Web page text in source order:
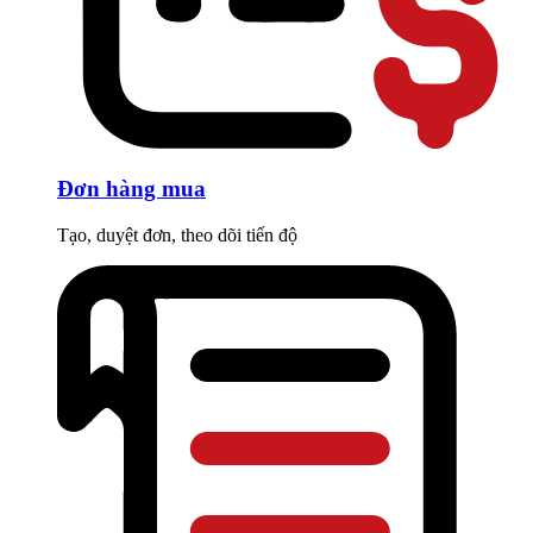
Đơn hàng mua
Tạo, duyệt đơn, theo dõi tiến độ